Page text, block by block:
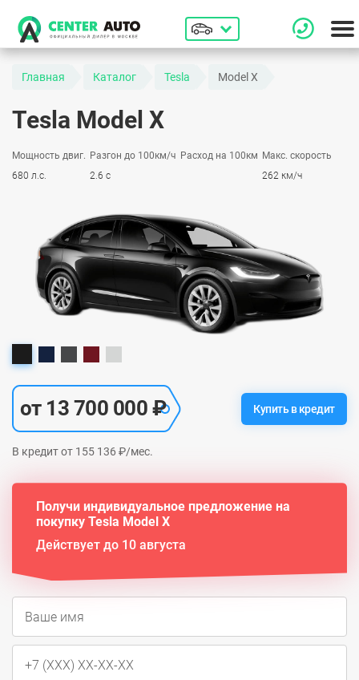
Главная Каталог Tesla Model X
Tesla Model X
Мощность двиг.
680 л.с.
Разгон до 100км/ч
2.6 с
Расход на 100км Макс. скорость
262 км/ч
от 13 700 000 ₽ Купить в кредит
В кредит от 155 136 ₽/мес.
Получи индивидуальное предложение на
покупку Tesla Model X
Действует до 10 августа